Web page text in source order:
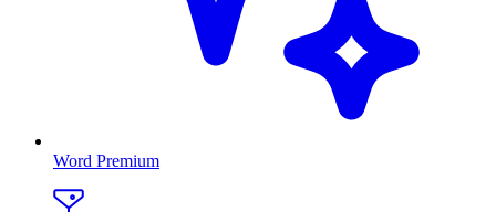
Word Premium